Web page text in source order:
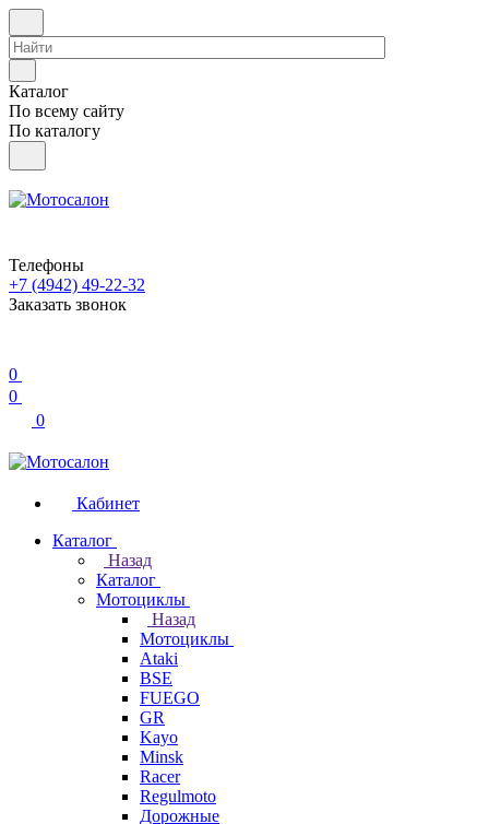
Каталог
По всему сайту
По каталогу
Телефоны
+7 (4942) 49-22-32
Заказать звонок
0
0
0
Кабинет
Каталог
Назад
Каталог
Мотоциклы
Назад
Мотоциклы
Ataki
BSE
FUEGO
GR
Kayo
Minsk
Racer
Regulmoto
Дорожные